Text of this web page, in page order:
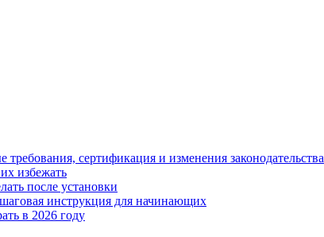
сертификация и изменения законодательства
избежать
после установки
инструкция для начинающих
в 2026 году